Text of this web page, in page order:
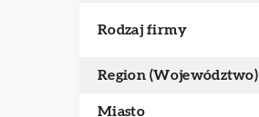
Rodzaj firmy
Region (Województwo)
Miasto